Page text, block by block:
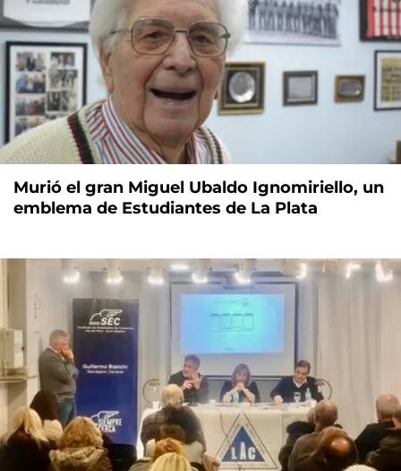
Murió el gran Miguel Ubaldo Ignomiriello, un
emblema de Estudiantes de La Plata